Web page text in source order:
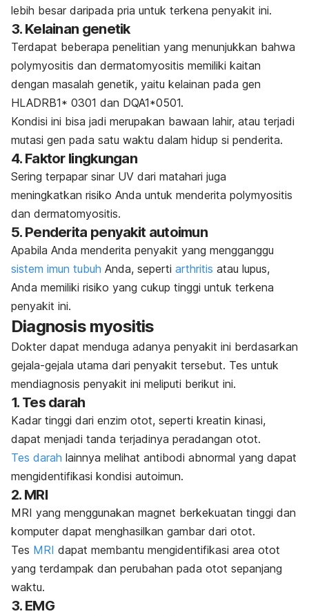
lebih besar daripada pria untuk terkena penyakit ini.
3. Kelainan genetik
Terdapat beberapa penelitian yang menunjukkan bahwa
polymyositis dan dermatomyositis memiliki kaitan
dengan masalah genetik, yaitu kelainan pada gen
HLADRB1* 0301 dan DQA1*0501.
Kondisi ini bisa jadi merupakan bawaan lahir, atau terjadi
mutasi gen pada satu waktu dalam hidup si penderita.
4. Faktor lingkungan
Sering terpapar sinar UV dari matahari juga
meningkatkan risiko Anda untuk menderita polymyositis
dan dermatomyositis.
5. Penderita penyakit autoimun
Apabila Anda menderita penyakit yang mengganggu
sistem imun tubuh Anda, seperti arthritis atau lupus,
Anda memiliki risiko yang cukup tinggi untuk terkena
penyakit ini.
Diagnosis myositis
Dokter dapat menduga adanya penyakit ini berdasarkan
gejala-gejala utama dari penyakit tersebut. Tes untuk
mendiagnosis penyakit ini meliputi berikut ini.
1. Tes darah
Kadar tinggi dari enzim otot, seperti kreatin kinasi,
dapat menjadi tanda terjadinya peradangan otot.
Tes darah lainnya melihat antibodi abnormal yang dapat
mengidentifikasi kondisi autoimun.
2. MRI
MRI yang menggunakan magnet berkekuatan tinggi dan
komputer dapat menghasilkan gambar dari otot.
Tes MRI dapat membantu mengidentifikasi area otot
yang terdampak dan perubahan pada otot sepanjang
waktu.
3. EMG